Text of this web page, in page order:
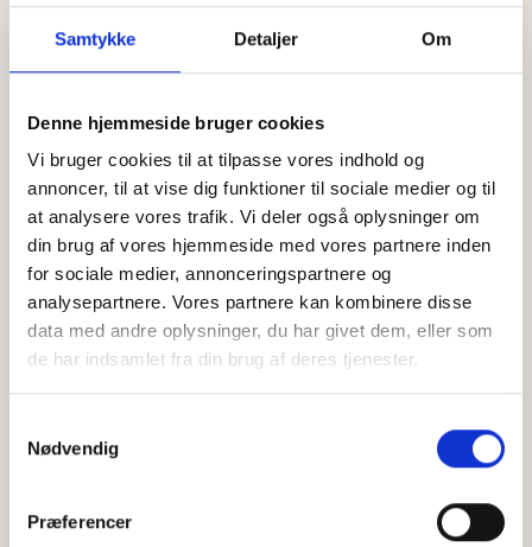
Samtykke Detaljer Om
Denne hjemmeside bruger cookies
Vi bruger cookies til at tilpasse vores indhold og
annoncer, til at vise dig funktioner til sociale medier og til
at analysere vores trafik. Vi deler også oplysninger om
din brug af vores hjemmeside med vores partnere inden
for sociale medier, annonceringspartnere og
analysepartnere. Vores partnere kan kombinere disse
data med andre oplysninger, du har givet dem, eller som
de har indsamlet fra din brug af deres tjenester.
Nødvendig
Præferencer
Træningen kan tilpasses alle niveauer – uanset om
Du får en effektiv træning, hvor kvaliteten af
mærke din krop arbejde.
Har du lyst til at prøve reformer? Så kom og vær med
– vi glæder os til at se dig!
BOOK DIN PLADS
18. oktober 2026
Læs mere